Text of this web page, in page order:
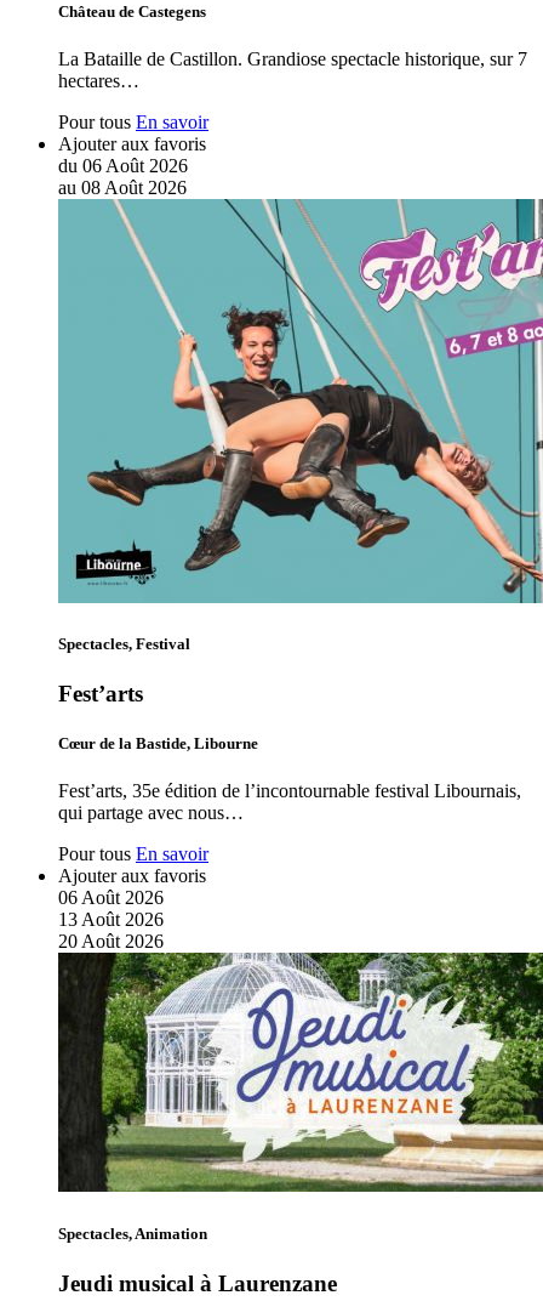
Château de Castegens
La Bataille de Castillon. Grandiose spectacle historique, sur 7
hectares…
Pour tous En savoir
Ajouter aux favoris
du 06 Août 2026
au 08 Août 2026
Spectacles, Festival
Fest’arts
Cœur de la Bastide, Libourne
Fest’arts, 35e édition de l’incontournable festival Libournais,
qui partage avec nous…
Pour tous En savoir
Ajouter aux favoris
06 Août 2026
13 Août 2026
20 Août 2026
Spectacles, Animation
Jeudi musical à Laurenzane